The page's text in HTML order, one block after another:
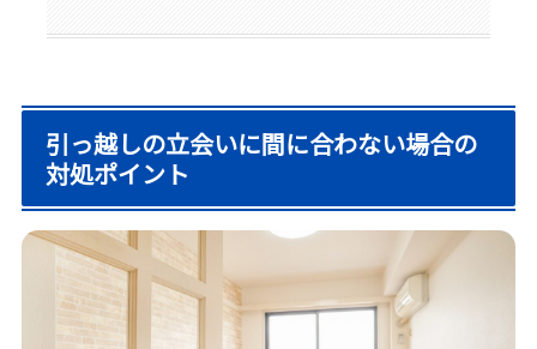
引っ越しの立会いに間に合わない場合の
対処ポイント